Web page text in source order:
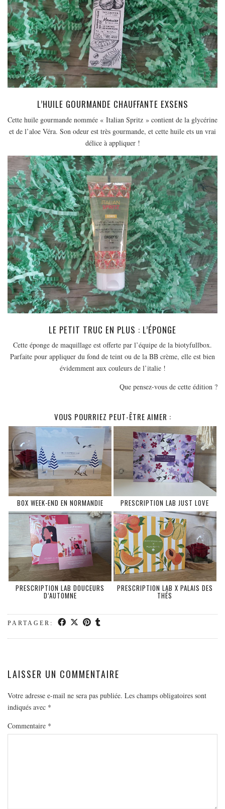
L’HUILE GOURMANDE CHAUFFANTE EXSENS
Cette huile gourmande nommée « Italian Spritz » contient de la glycérine
et de l’aloe Véra. Son odeur est très gourmande, et cette huile ets un vrai
délice à appliquer !
LE PETIT TRUC EN PLUS : L’ÉPONGE
Cette éponge de maquillage est offerte par l’équipe de la biotyfullbox.
Parfaite pour appliquer du fond de teint ou de la BB crème, elle est bien
évidemment aux couleurs de l’italie !
Que pensez-vous de cette édition ?
VOUS POURRIEZ PEUT-ÊTRE AIMER :
BOX WEEK-END EN NORMANDIE PRESCRIPTION LAB JUST LOVE
PRESCRIPTION LAB DOUCEURS
D’AUTOMNE
PRESCRIPTION LAB X PALAIS DES
THÉS
PARTAGER:
LAISSER UN COMMENTAIRE
Votre adresse e-mail ne sera pas publiée. Les champs obligatoires sont
indiqués avec *
Commentaire *